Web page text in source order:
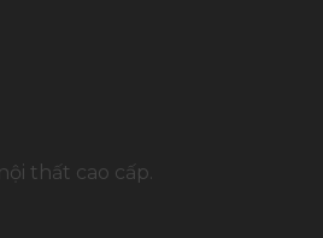
thất cao cấp.